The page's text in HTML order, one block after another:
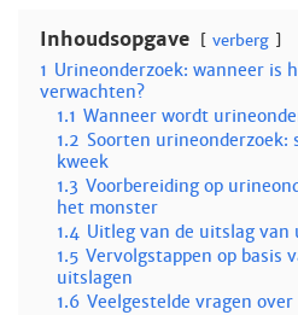
Inhoudsopgave verberg
1 Urineonderzoek: wanneer is
verwachten?
1.1 Wanneer wordt
1.2 Soorten urineonderzoek:
kweek
1.3 Voorbereiding op
het monster
1.4 Uitleg van de uitslag van
1.5 Vervolgstappen op basis
uitslagen
1.6 Veelgestelde vragen